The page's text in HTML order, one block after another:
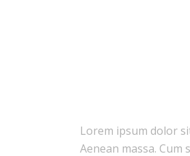
Lorem ipsum dolor
Aenean massa.